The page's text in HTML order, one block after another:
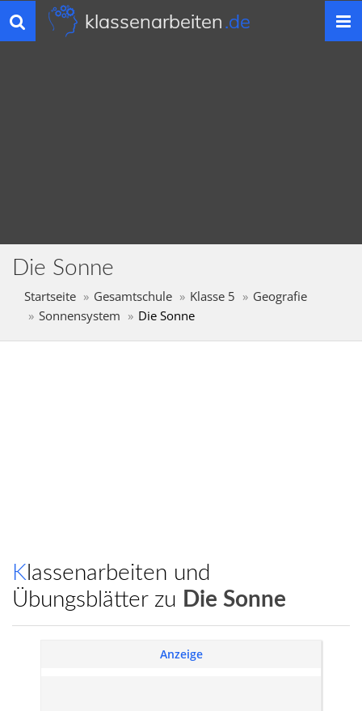
Toggle
navigation
klassenarbeiten.de
Die Sonne
Startseite Gesamtschule Klasse 5
Geografie
Sonnensystem
Die Sonne
Klassenarbeiten und
Übungsblätter zu Die Sonne
Anzeige